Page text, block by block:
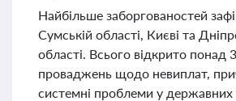
Найбільше заборгованостей
Сумській області, Києві та
області. Всього відкрито понад
проваджень щодо невиплат,
системні проблеми у державних